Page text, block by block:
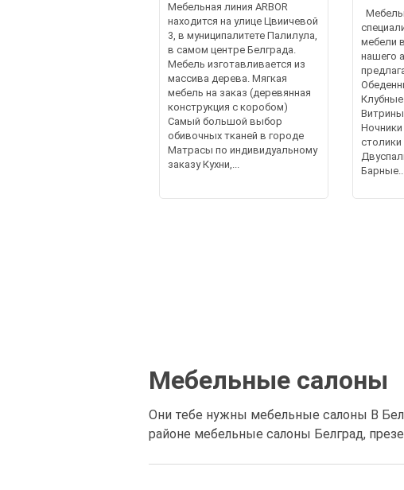
Мебельная линия ARBOR
находится на улице Цвиичевой
3, в муниципалитете Палилула,
в самом центре Белграда.
Мебель изготавливается из
массива дерева. Мягкая
мебель на заказ (деревянная
конструкция с коробом)
Самый большой выбор
обивочных тканей в городе
Матрасы по индивидуальному
заказу Кухни,...
мебели
нашего
Мебельные салоны
Они тебе нужны мебельные салоны В
районе мебельные салоны Белград,